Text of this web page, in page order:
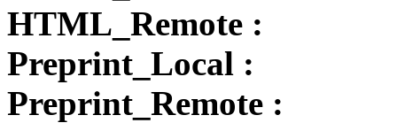
HTML_Remote :
Preprint_Local :
Preprint_Remote :